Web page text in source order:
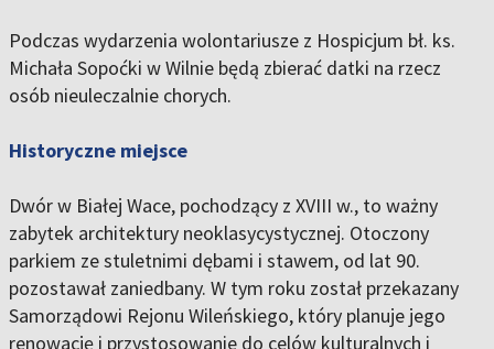
Podczas wydarzenia wolontariusze z Hospicjum bł. ks.
Michała Sopoćki w Wilnie będą zbierać datki na rzecz
osób nieuleczalnie chorych.
Historyczne miejsce
Dwór w Białej Wace, pochodzący z XVIII w., to ważny
zabytek architektury neoklasycystycznej. Otoczony
parkiem ze stuletnimi dębami i stawem, od lat 90.
pozostawał zaniedbany. W tym roku został przekazany
Samorządowi Rejonu Wileńskiego, który planuje jego
renowację i przystosowanie do celów kulturalnych i